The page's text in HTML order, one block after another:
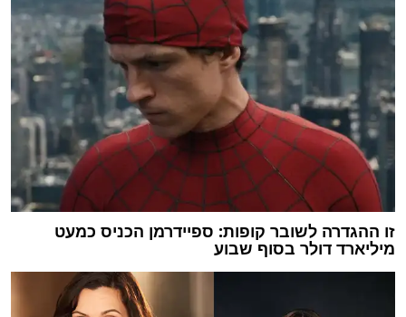
זו ההגדרה לשובר קופות: ספיידרמן הכניס כמעט
מיליארד דולר בסוף שבוע